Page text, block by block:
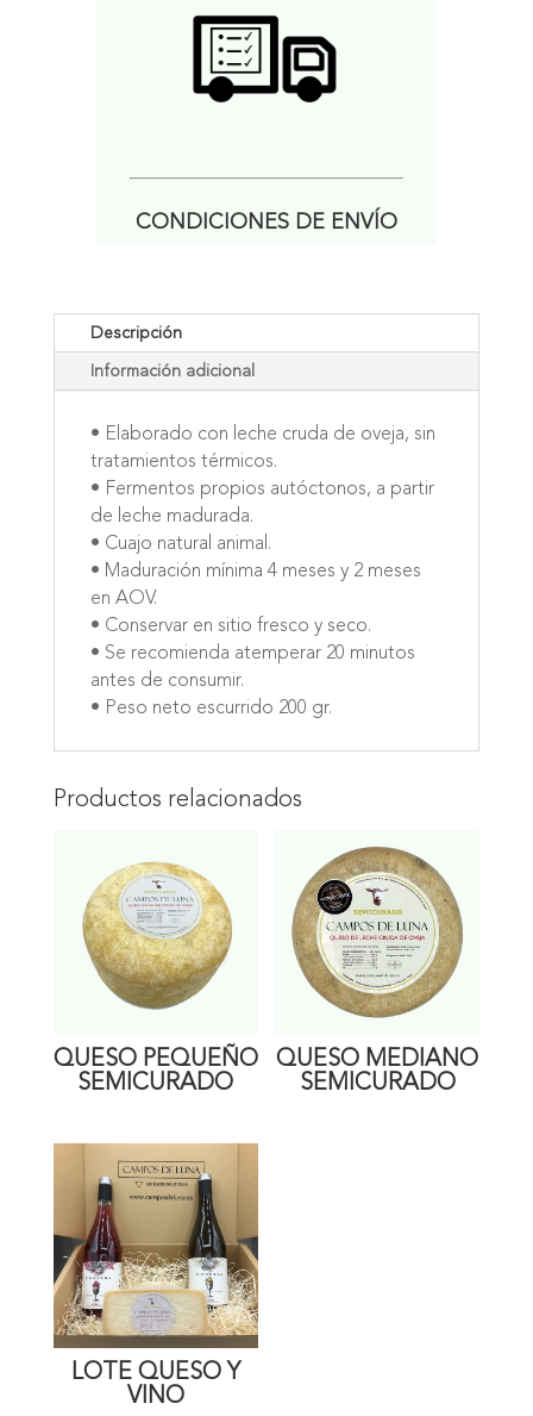
CONDICIONES DE ENVÍO
Descripción
Información adicional
• Elaborado con leche cruda de oveja, sin
tratamientos térmicos.
• Fermentos propios autóctonos, a partir
de leche madurada.
• Cuajo natural animal.
• Maduración mínima 4 meses y 2 meses
en AOV.
• Conservar en sitio fresco y seco.
• Se recomienda atemperar 20 minutos
antes de consumir.
• Peso neto escurrido 200 gr.
Productos relacionados
QUESO PEQUEÑO
SEMICURADO
QUESO MEDIANO
SEMICURADO
LOTE QUESO Y
VINO